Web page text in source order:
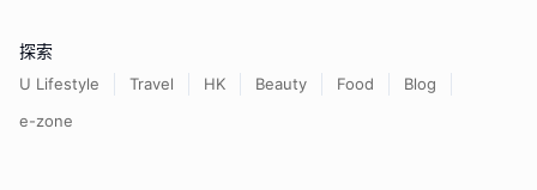
探索
U Lifestyle Travel HK Beauty Food
Blog
e-zone